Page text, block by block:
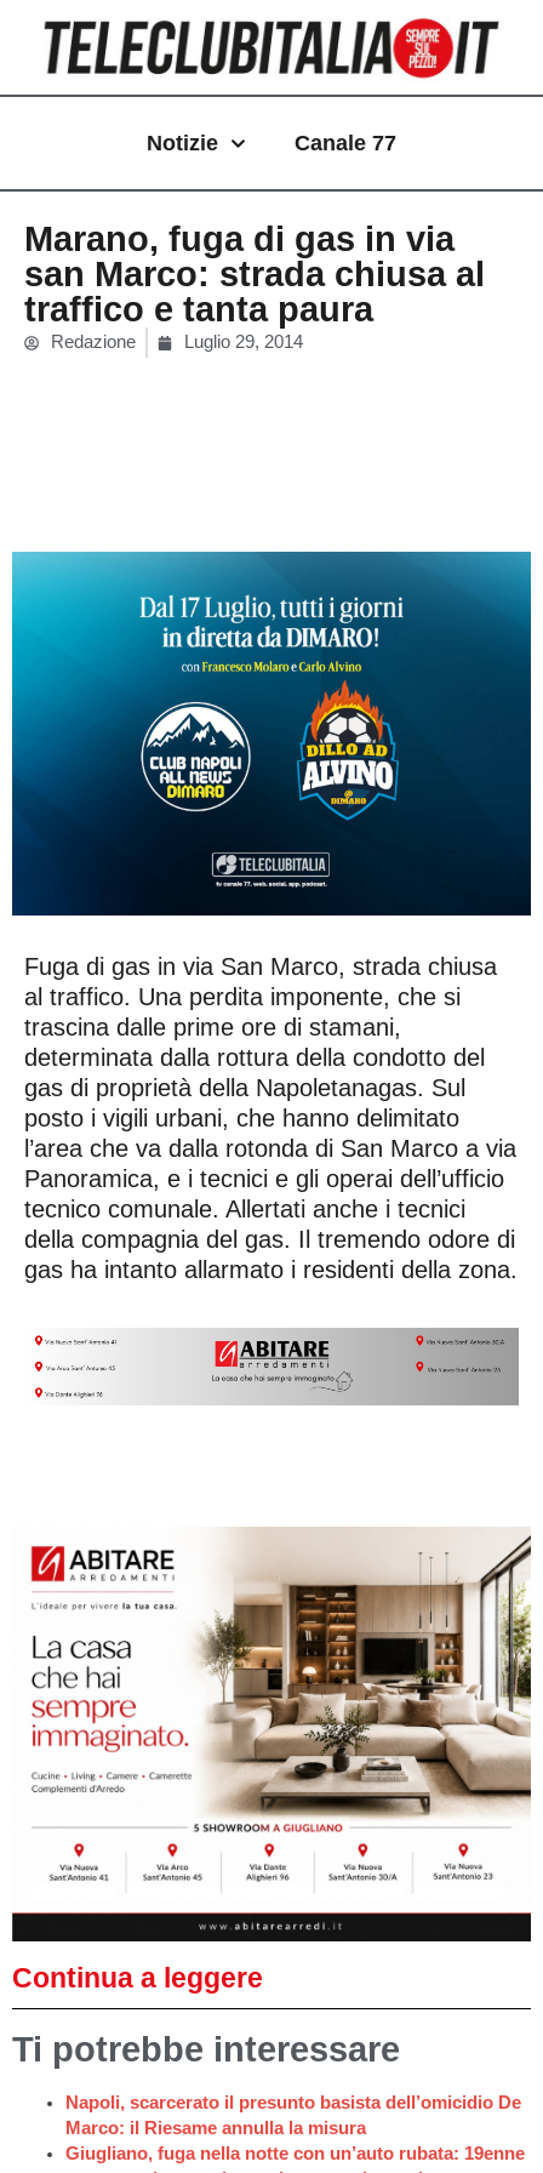
contenuto
Notizie Canale 77
Marano, fuga di gas in via
san Marco: strada chiusa al
traffico e tanta paura
Redazione Luglio 29, 2014
Fuga di gas in via San Marco, strada chiusa
al traffico. Una perdita imponente, che si
trascina dalle prime ore di stamani,
determinata dalla rottura della condotto del
gas di proprietà della Napoletanagas. Sul
posto i vigili urbani, che hanno delimitato
l’area che va dalla rotonda di San Marco a via
Panoramica, e i tecnici e gli operai dell’ufficio
tecnico comunale. Allertati anche i tecnici
della compagnia del gas. Il tremendo odore di
gas ha intanto allarmato i residenti della zona.
Continua a leggere
Ti potrebbe interessare
Napoli, scarcerato il presunto basista dell’omicidio De
Marco: il Riesame annulla la misura
Giugliano, fuga nella notte con un’auto rubata: 19enne